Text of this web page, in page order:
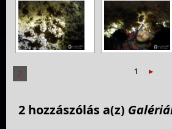
1
2 ►
2 hozzászólás a(z)